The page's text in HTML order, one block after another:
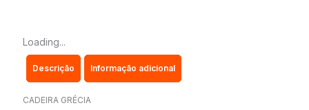
quantidade
Loading...
Descrição Informação adicional
CADEIRA GRÉCIA